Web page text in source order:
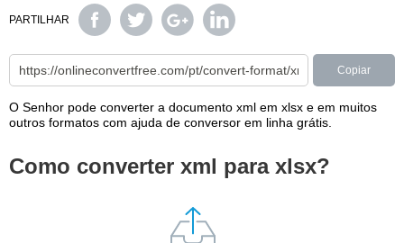
PARTILHAR
Copiar
O Senhor pode converter a documento xml em xlsx e em muitos
outros formatos com ajuda de conversor em linha grátis.
Como converter xml para xlsx?